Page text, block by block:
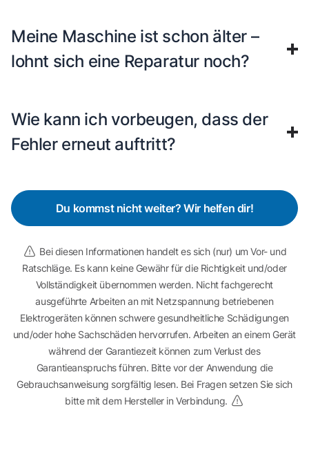
Meine Maschine ist schon älter –
lohnt sich eine Reparatur noch?
Wie kann ich vorbeugen, dass der
Fehler erneut auftritt?
Du kommst nicht weiter? Wir helfen dir!
Bei diesen Informationen handelt es sich (nur) um Vor- und
Ratschläge. Es kann keine Gewähr für die Richtigkeit und/oder
Vollständigkeit übernommen werden. Nicht fachgerecht
ausgeführte Arbeiten an mit Netzspannung betriebenen
Elektrogeräten können schwere gesundheitliche Schädigungen
und/oder hohe Sachschäden hervorrufen. Arbeiten an einem Gerät
während der Garantiezeit können zum Verlust des
Garantieanspruchs führen. Bitte vor der Anwendung die
Gebrauchsanweisung sorgfältig lesen. Bei Fragen setzen Sie sich
bitte mit dem Hersteller in Verbindung.